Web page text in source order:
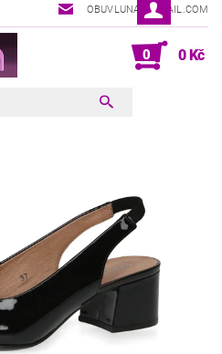
OBUVLUNA@GMAIL.COM
0 0 Kč